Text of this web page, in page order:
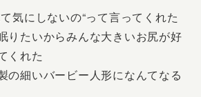
気にしないの“って言ってくれた
りたいからみんな大きいお尻が好
くれた
の細いバービー人形になんてなる